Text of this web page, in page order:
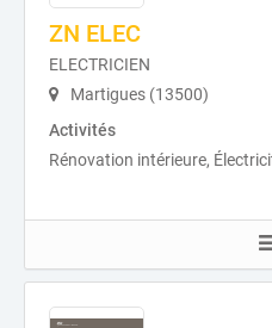
ZN ELEC
ELECTRICIEN
Martigues (13500)
Activités
Rénovation intérieure,